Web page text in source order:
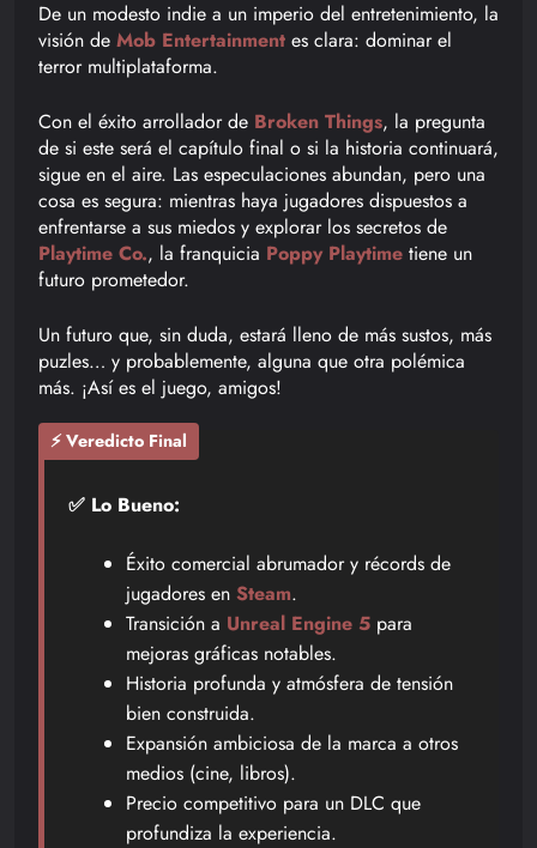
De un modesto indie a un imperio del entretenimiento, la
visión de Mob Entertainment es clara: dominar el
terror multiplataforma.
Con el éxito arrollador de Broken Things, la pregunta
de si este será el capítulo final o si la historia continuará,
sigue en el aire. Las especulaciones abundan, pero una
cosa es segura: mientras haya jugadores dispuestos a
enfrentarse a sus miedos y explorar los secretos de
Playtime Co., la franquicia Poppy Playtime tiene un
futuro prometedor.
Un futuro que, sin duda, estará lleno de más sustos, más
puzles… y probablemente, alguna que otra polémica
más. ¡Así es el juego, amigos!
⚡ Veredicto Final
✅ Lo Bueno:
Éxito comercial abrumador y récords de
jugadores en Steam.
Transición a Unreal Engine 5 para
mejoras gráficas notables.
Historia profunda y atmósfera de tensión
bien construida.
Expansión ambiciosa de la marca a otros
medios (cine, libros).
Precio competitivo para un DLC que
profundiza la experiencia.